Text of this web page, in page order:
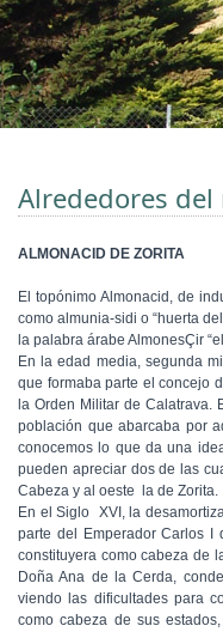
Alrededores
ALMONACID DE ZORITA
El topónimo Almonacid, de
como almunia-sidi o “huerta
la palabra árabe AlmonesÇir
En la edad media, segunda
que formaba parte el concejo
la Orden Militar de Calatrava.
población que abarcaba por
conocemos lo que da una
pueden apreciar dos de las
Cabeza y al oeste la de Zorita.
En el Siglo XVI, la
parte del Emperador Carlos I
constituyera como cabeza de
Doña Ana de la Cerda,
viendo las dificultades para
como cabeza de sus